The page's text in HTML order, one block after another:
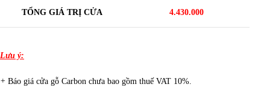
TỔNG GIÁ TRỊ CỬA 4.430.000
Lưu ý:
+ Báo giá cửa gỗ Carbon chưa bao gồm thuế VAT 10%.